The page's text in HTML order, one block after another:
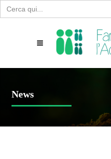
Search
for:
News